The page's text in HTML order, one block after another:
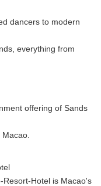
dancers to modern
everything from
offering of Sands
Macao.
Resort-Hotel is Macao's